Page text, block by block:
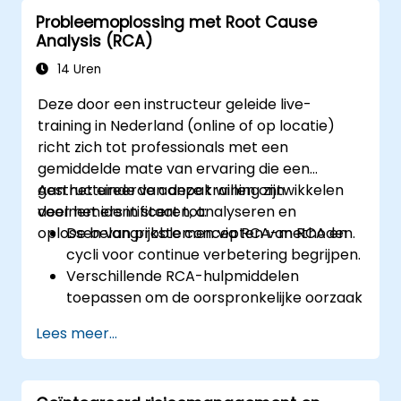
effectanalyse (FMEA) toe te passen.
Correctieve en preventieve
maatregelplannen op basis van RCA-
Oorzaakanalyse te integreren in het
interne auditproces om het risicobeheer
te verbeteren.
Probleemoplossing met Root Cause
Analysis (RCA)
14 Uren
Deze door een instructeur geleide live-
training in Nederland (online of op locatie)
richt zich tot professionals met een
gemiddelde mate van ervaring die een
gestructureerde aanpak willen ontwikkelen
voor het identificeren, analyseren en
oplossen van problemen via RCA-methoden.
Aan het einde van deze training zijn
deelnemers in staat tot:
De belangrijkste concepten van RCA en
cycli voor continue verbetering begrijpen.
Verschillende RCA-hulpmiddelen
toepassen om de oorspronkelijke oorzaak
Effectieve
probleemoplossingsstrategieën
ontwikkelen en implementeren.
Lees meer...